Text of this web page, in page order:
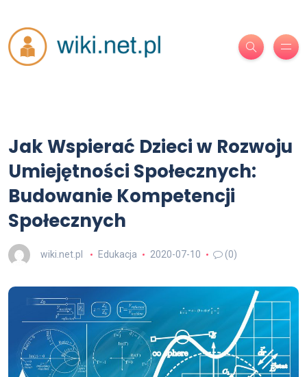
Jak Wspierać Dzieci w Rozwoju
Umiejętności Społecznych:
Budowanie Kompetencji
Społecznych
wiki.net.pl Edukacja 2020-07-10 (0)